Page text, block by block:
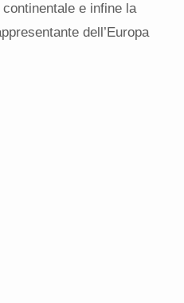
e infine la
dell’Europa